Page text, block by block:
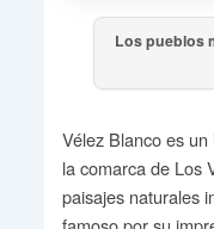
Los pueblos
Vélez Blanco es
la comarca de Los
paisajes naturales